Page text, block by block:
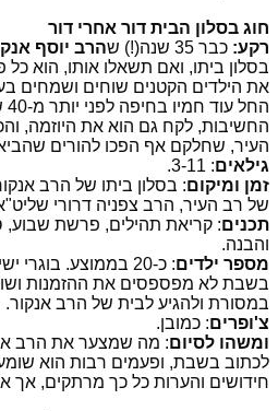
חוג בסלון הבית דור אחרי דור
רקע: כבר 35 שנה(!) ש הרב יוסף
בסלון ביתו, ואם תשאלו אותו, הוא
את הילדים הקטנים שוחים ושמחים
החשיבות, לקח גם הוא את היוזמה,
העיר, שחלקם אף הפכו להורים
גילאים: 3-11.
זמן ומיקום
של רב העיר, הרב צפניה דרורי
תכנים: קריאת תהילים, פרשת שבוע,
והבנה.
מספר ילדים
: כ-20 בממוצע.
בשבת לא מפספסים את ההזמנות
במסורת ולהגיע לבית של הרב אנקור.
צ'ופרים: כמובן.
ומשהו לסיום: מה שמצער את הרב
לכתוב בשבת, ופעמים רבות הוא
חידושים והערות כל כך מרתקים, אך